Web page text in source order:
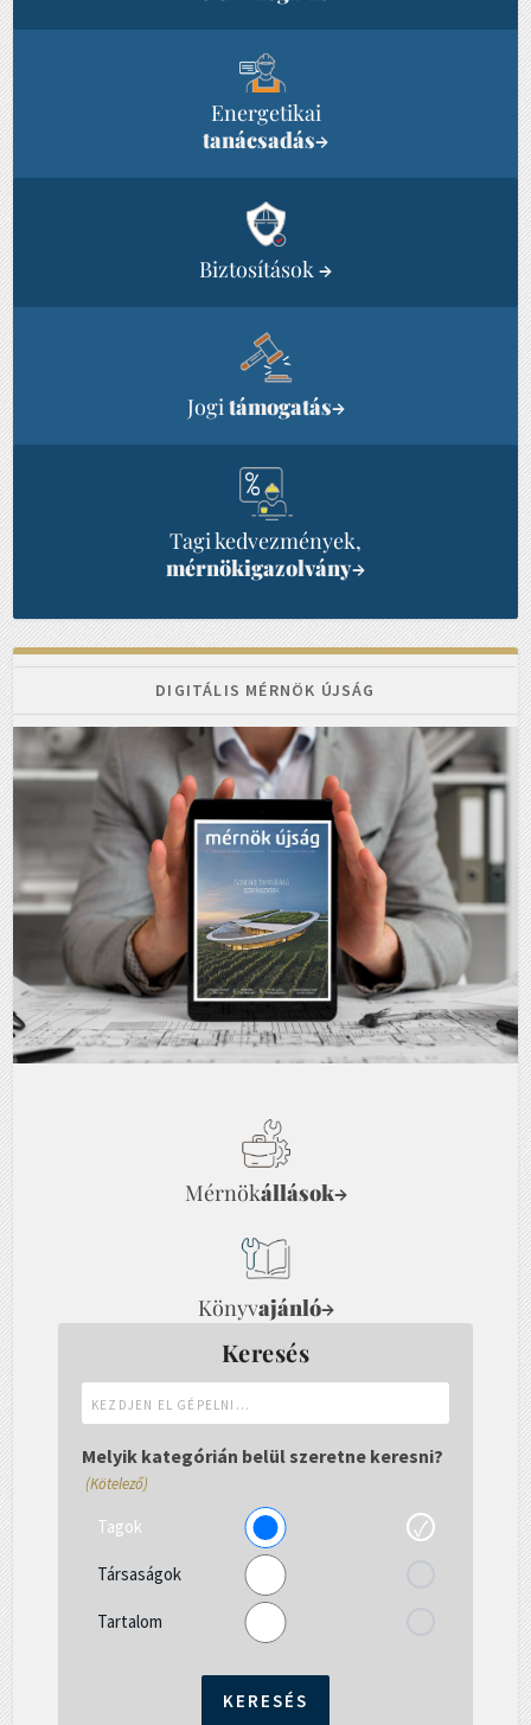
Energetikai
tanácsadás→
Biztosítások→
Jogi támogatás→
Tagi kedvezmények,
mérnökigazolvány→
DIGITÁLIS MÉRNÖK ÚJSÁG
Mérnökállások→
Könyvajánló→
Keresés
el
gépelni...
Melyik kategórián belül szeretne keresni?
(Kötelező)
Tagok
Társaságok
Tartalom